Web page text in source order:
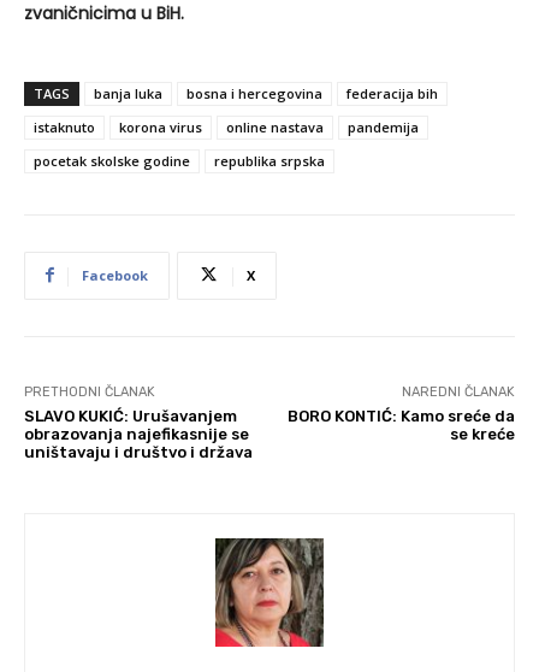
zvaničnicima u BiH.
TAGS banja luka bosna i hercegovina
federacija bih
istaknuto
korona virus online nastava
pandemija
pocetak skolske godine
republika srpska
Facebook X
PRETHODNI ČLANAK
SLAVO KUKIĆ: Urušavanjem
obrazovanja najefikasnije se
uništavaju i društvo i država
NAREDNI ČLANAK
BORO KONTIĆ: Kamo sreće da
se kreće